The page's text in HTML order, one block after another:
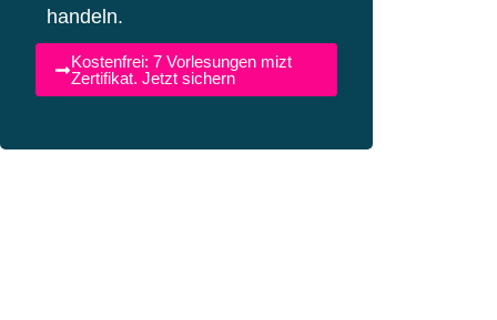
handeln.
Kostenfrei: 7 Vorlesungen mizt
Zertifikat. Jetzt sichern